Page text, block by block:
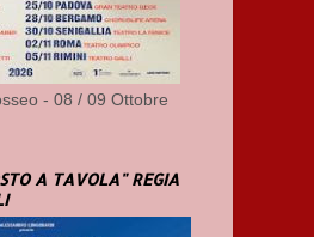
- 08 / 09 Ottobre
A TAVOLA" REGIA